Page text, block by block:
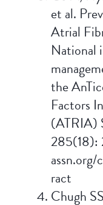
et al.
Atrial
National
the
Factors
(ATRIA)
285(18):
ract
Chugh